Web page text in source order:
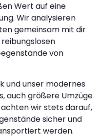
Wert auf eine
Wir analysieren
gemeinsam mit dir
von
und unser modernes
auch größere Umzüge
wir stets darauf,
sicher und
werden.